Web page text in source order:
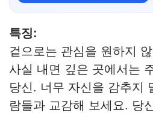
특징:
겉으로는 관심을 원하지
사실 내면 깊은 곳에서는
당신. 너무 자신을 감추지
람들과 교감해 보세요. 당